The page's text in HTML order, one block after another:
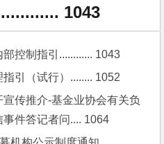
1043
控制指引............ 1043
引（试行）........ 1052
传推介-基金业协会有关负
件答记者问.... 1064